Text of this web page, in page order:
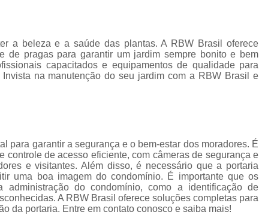
de
Empresa de
Empresa de
Empresa de
Empresa
Empresa de Jardinagem
Empresa de
Empresa de
a beleza e a saúde das plantas. A RBW Brasil oferece
de pragas para garantir um jardim sempre bonito e bem
capacitados e equipamentos de qualidade para
na manutenção do seu jardim com a RBW Brasil e
para garantir a segurança e o bem-estar dos moradores. É
controle de acesso eficiente, com câmeras de segurança e
e visitantes. Além disso, é necessário que a portaria
uma boa imagem do condomínio. É importante que os
administração do condomínio, como a identificação de
A RBW Brasil oferece soluções completas para
da portaria. Entre em contato conosco e saiba mais!